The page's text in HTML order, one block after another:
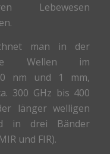
Lebewesen
man in der
Wellen im
nm und 1 mm,
300 GHz bis 400
länger welligen
in drei Bänder
und FIR).